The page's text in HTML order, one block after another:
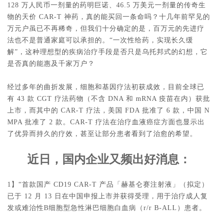
128 万人民币一剂量的药明巨诺、46.5 万美元一剂量的传奇生
物的天价 CAR-T 神药，真的能买回一条命吗？十几年前罕见的
万元户虽已不再稀奇，但我们十分确定的是，百万元的先进疗
法也不是普通家庭可以承担的。“一次性给药，实现长久缓
解”，这种理想型的疾病治疗手段是否只是乌托邦式的幻想，它
是否真的能惠及千家万户？
经过多年的曲折发展，细胞和基因疗法初获成效，目前全球已
有 43 款 CGT 疗法药物（不含 DNA 和 mRNA 疫苗在内）获批
上市，而其中的 CAR-T 疗法，美国 FDA 批准了 6 款，中国 N
MPA 批准了 2 款。CAR-T 疗法在治疗血液癌症方面也显示出
了优异而持久的疗效，甚至让部分患者看到了治愈的希望。
近日，国内企业又频出好消息：
1】“首款国产 CD19 CAR-T 产品「赫基仑赛注射液」（拟定）
已于 12 月 13 日在中国申报上市并获得受理，用于治疗成人复
发或难治性B细胞型急性淋巴细胞白血病（r/r B-ALL）患者。